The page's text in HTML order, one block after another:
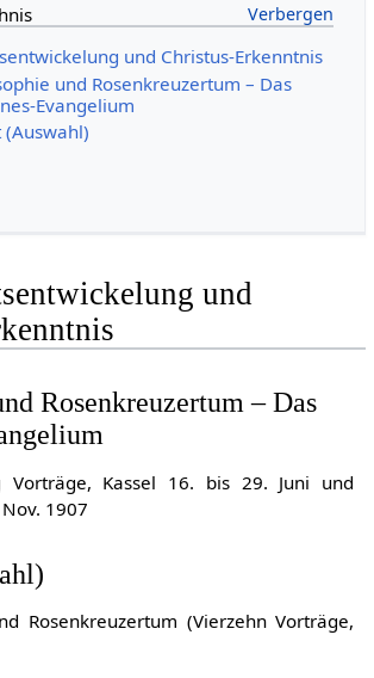
und Christus-Erkenntnis
und Rosenkreuzertum – Das
Evangelium
und
Rosenkreuzertum – Das
Vorträge, Kassel 16. bis 29. Juni und
1907
Rosenkreuzertum (Vierzehn Vorträge,